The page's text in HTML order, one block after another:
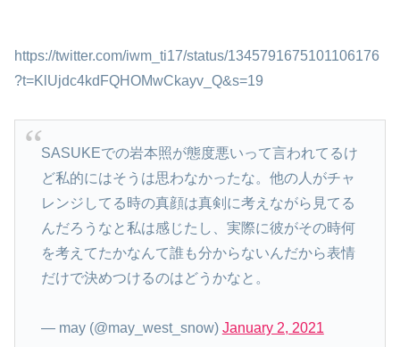
https://twitter.com/iwm_ti17/status/1345791675101106176
?t=KlUjdc4kdFQHOMwCkayv_Q&s=19
SASUKEでの岩本照が態度悪いって言われてるけ
ど私的にはそうは思わなかったな。他の人がチャ
レンジしてる時の真顔は真剣に考えながら見てる
んだろうなと私は感じたし、実際に彼がその時何
を考えてたかなんて誰も分からないんだから表情
だけで決めつけるのはどうかなと。
— may (@may_west_snow) January 2, 2021